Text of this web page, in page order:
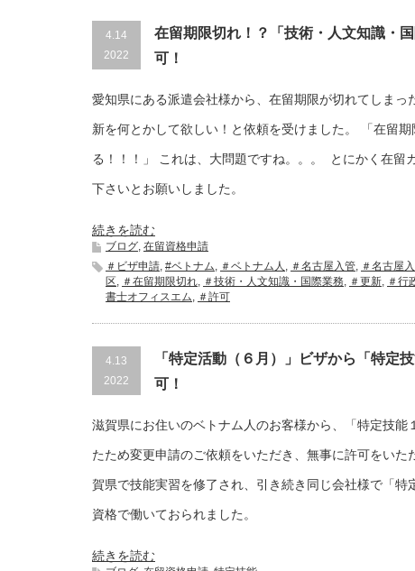
4.14
2022
在留期限切れ！？「技術・人文知識・
可！
愛知県にある派遣会社様から、在留期限が切れてしまっ
新を何とかして欲しい！と依頼を受けました。 「在留
る！！！」 これは、大問題ですね。。。 とにかく在留
下さいとお願いしました。
続きを読む
ブログ, 在留資格申請
＃ビザ申請, #ベトナム, ＃ベトナム人 , ＃名古屋入管, ＃名古屋
区, ＃在留期限切れ, ＃技術・人文知識・国際業務, ＃更新, ＃行
書士オフィスエム, ＃許可
4.13
2022
「特定活動（６月）」ビザから「特定
可！
滋賀県にお住いのベトナム人のお客様から、「特定技能
たため変更申請のご依頼をいただき、無事に許可をいた
賀県で技能実習を修了され、引き続き同じ会社様で「特
資格で働いておられました。
続きを読む